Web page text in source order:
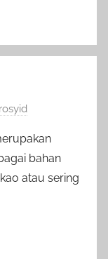
bahan
atau sering